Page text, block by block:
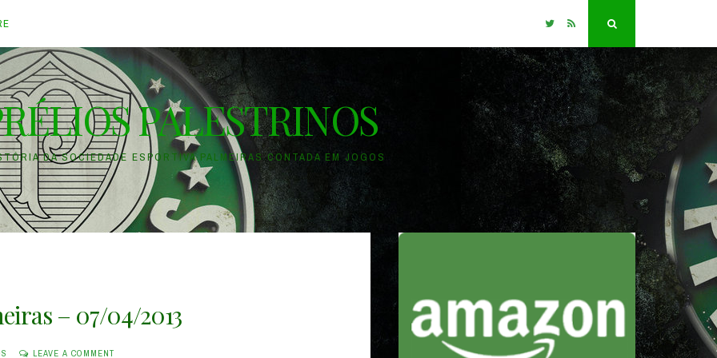
TwitterRSS
PALESTRINOS
DA SOCIEDADE ESPORTIVA PALMEIRAS CONTADA EM JOGOS
– 07/04/2013
LEAVE A COMMENT